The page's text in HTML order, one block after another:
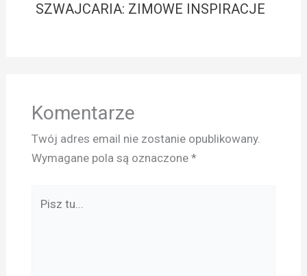
SZWAJCARIA: ZIMOWE INSPIRACJE
Komentarze
Twój adres email nie zostanie opublikowany.
Wymagane pola są oznaczone *